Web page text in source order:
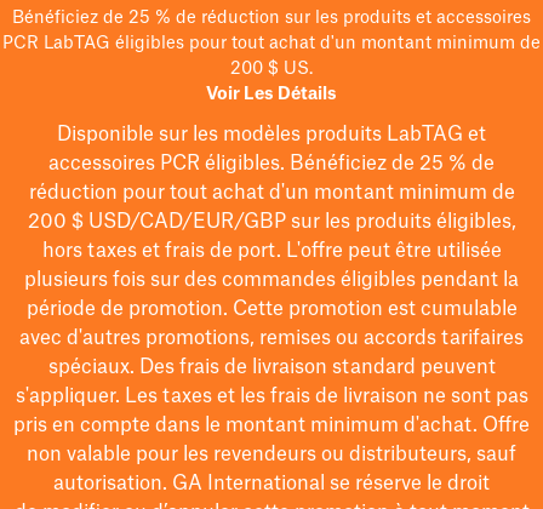
Bénéficiez de 25 % de réduction sur les produits et accessoires
PCR LabTAG éligibles pour tout achat d'un montant minimum de
200 $ US.
Voir Les Détails
Disponible sur les modèles produits LabTAG et
accessoires PCR éligibles. Bénéficiez de 25 % de
réduction pour tout achat d'un montant minimum de
200 $USD/CAD/EUR/GBPsur les produits éligibles,
hors taxes et frais de port. L'offre peut être utilisée
plusieurs fois sur des commandes éligibles pendant la
période de promotion. Cette promotion est cumulable
avec d'autres promotions, remises ou accords tarifaires
spéciaux. Des frais de livraison standard peuvent
s'appliquer. Les taxes et les frais de livraison ne sont pas
pris en compte dans le montant minimum d'achat. Offre
non valable pour les revendeurs ou distributeurs, sauf
autorisation. GA International se réserve le droit